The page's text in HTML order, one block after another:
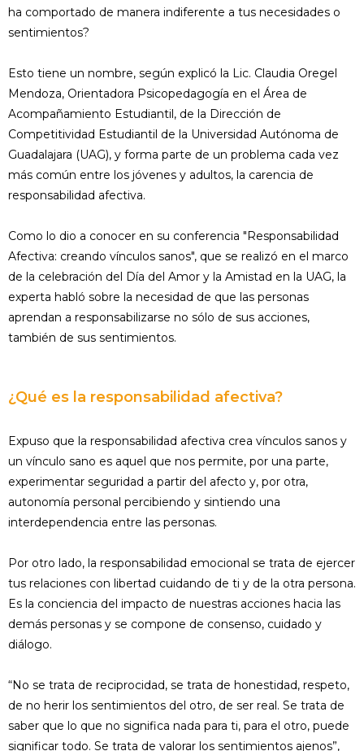
ha comportado de manera indiferente a tus necesidades o
sentimientos?
Esto tiene un nombre, según explicó la Lic. Claudia Oregel
Mendoza, Orientadora Psicopedagogía en el Área de
Acompañamiento Estudiantil, de la Dirección de
Competitividad Estudiantil de la Universidad Autónoma de
Guadalajara (UAG), y forma parte de un problema cada vez
más común entre los jóvenes y adultos, la carencia de
responsabilidad afectiva.
Como lo dio a conocer en su conferencia "Responsabilidad
Afectiva: creando vínculos sanos", que se realizó en el marco
de la celebración del Día del Amor y la Amistad en la UAG, la
experta habló sobre la necesidad de que las personas
aprendan a responsabilizarse no sólo de sus acciones,
también de sus sentimientos.
¿Qué es la responsabilidad afectiva?
Expuso que la responsabilidad afectiva crea vínculos sanos y
un vínculo sano es aquel que nos permite, por una parte,
experimentar seguridad a partir del afecto y, por otra,
autonomía personal percibiendo y sintiendo una
interdependencia entre las personas.
Por otro lado, la responsabilidad emocional se trata de ejercer
tus relaciones con libertad cuidando de ti y de la otra persona.
Es la conciencia del impacto de nuestras acciones hacia las
demás personas y se compone de consenso, cuidado y
diálogo.
“No se trata de reciprocidad, se trata de honestidad, respeto,
de no herir los sentimientos del otro, de ser real. Se trata de
saber que lo que no significa nada para ti, para el otro, puede
significar todo. Se trata de valorar los sentimientos ajenos”,